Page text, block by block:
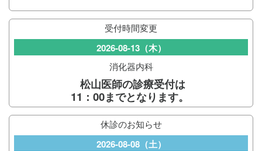
受付時間変更
2026-08-13（木）
消化器内科
松山医師の診療受付は
11：00までとなります。
休診のお知らせ
2026-08-08（土）